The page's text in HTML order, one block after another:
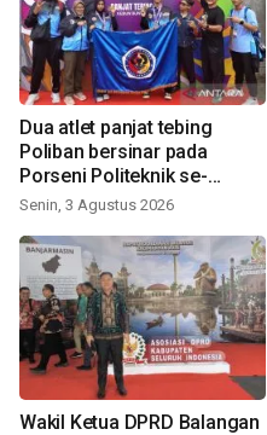
Dua atlet panjat tebing
Poliban bersinar pada
Porseni Politeknik se-
Indonesia 2026
Senin, 3 Agustus 2026
Wakil Ketua DPRD Balangan